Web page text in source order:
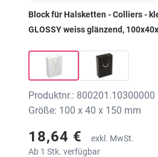
Block für Halsketten - Colliers -
GLOSSY weiss glänzend,
Produktnr.: 800201.10300000
Größe: 100 x 40 x 150 mm
18,64 €
exkl. MwSt.
Ab 1 Stk. verfügbar